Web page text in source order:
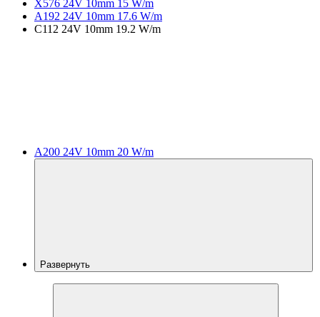
X576 24V 10mm 15 W/m
A192 24V 10mm 17.6 W/m
C112 24V 10mm 19.2 W/m
A200 24V 10mm 20 W/m
Развернуть